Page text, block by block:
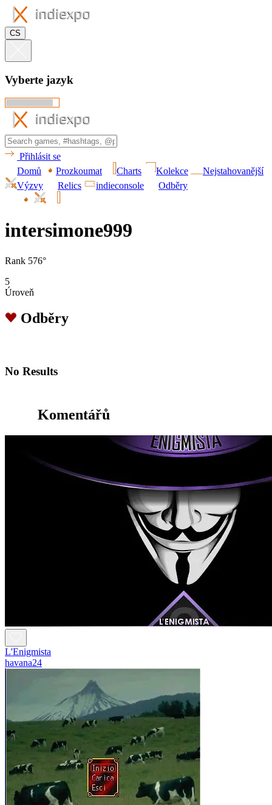
CS
Vyberte jazyk
Přihlásit se
Domů
Prozkoumat Charts Kolekce
Nejstahovanější
Výzvy
Relics indieconsole Odběry
intersimone999
Rank 576°
5
Úroveň
Odběry
No Results
Komentářů
L'Enigmista
havana24